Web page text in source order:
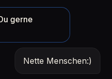
gerne
Nette Menschen:)